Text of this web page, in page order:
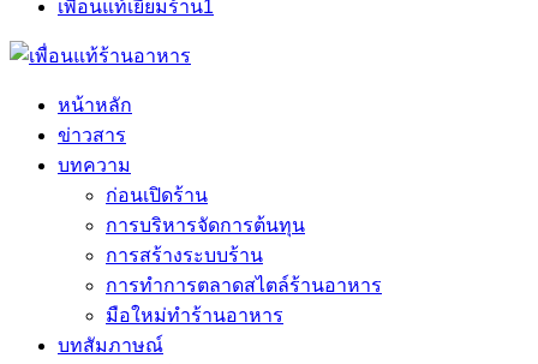
เพื่อนแท้เยี่ยมร้าน1
หน้าหลัก
ข่าวสาร
บทความ
ก่อนเปิดร้าน
การบริหารจัดการต้นทุน
การสร้างระบบร้าน
การทำการตลาดสไตล์ร้านอาหาร
มือใหม่ทำร้านอาหาร
บทสัมภาษณ์